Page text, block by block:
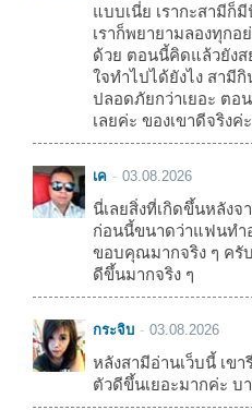
แบบเนี่ย เรากะสามีก็
เราก็พยายามลองทุกอ
ด้วย ตอนนี้คิดแล้วยัง
ใจทำไปได้ยังไง สามี
ปลอดภัยกว่าเยอะ ตอ
เลยค่ะ ของเขาดีจริงค่ะ
เค 03.08.2026
นี่เลยสิ่งที่เกิดขึ้นหลัง
ก่อนนี้ขนาดว่าแฟนทำ
ขอบคุณมากจริง ๆ ครั
ดีขึ้นมากจริง ๆ
กระจิบ 03.08.2026
หลังสามีอ่านเว็บนี้ เขา
ตัวดีขึ้นเยอะมากค่ะ บา